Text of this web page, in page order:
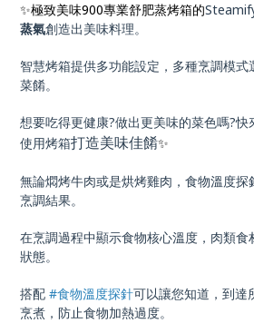
✨極致美味900專業舒肥蒸烤箱的
蒸氣創造出美味料理。
智慧烤箱提供多功能設定，多種烹調模
菜餚。
想要吃得更健康?做出更美味的菜色嗎?
使用烤箱打造美味佳餚✨
無論燜烤牛肉或是烘烤雞肉，食物溫度探
烹調結果。
在烹調過程中顯示食物核心溫度，肉類食
狀態。
搭配 #食物溫度探針可以讓您知道，到達
烹煮，防止食物加熱過度。